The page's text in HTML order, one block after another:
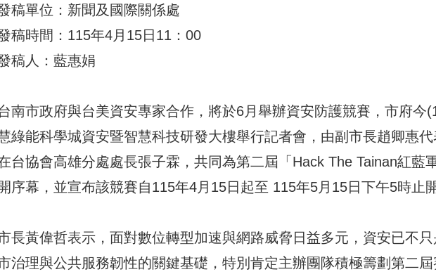
稿單位：新聞及國際關係處
稿時間：115年4月15日11：00
稿人：藍惠娟
南市政府與台美資安專家合作，將於6月舉辦資安防護競賽，市府今
綠能科學城資安暨智慧科技研發大樓舉行記者會，由副市長趙卿惠
台協會高雄分處處長張子霖，共同為第二屆「Hack The Tainan紅藍
序幕，並宣布該競賽自115年4月15日起至 115年5月15日下午5時止
長黃偉哲表示，面對數位轉型加速與網路威脅日益多元，資安已不
治理與公共服務韌性的關鍵基礎，特別肯定主辦團隊積極籌劃第二